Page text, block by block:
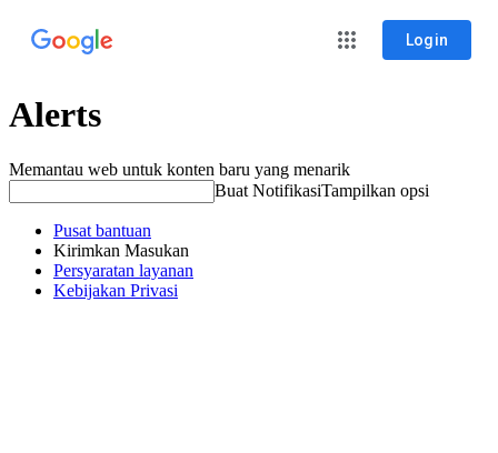
Login
Alerts
Memantau web untuk konten baru yang menarik
Buat NotifikasiTampilkan opsi
Pusat bantuan
Kirimkan Masukan
Persyaratan layanan
Kebijakan Privasi